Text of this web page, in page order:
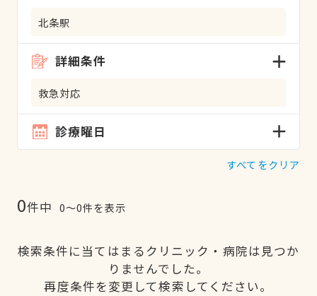
北条駅
詳細条件
救急対応
診療曜日
すべてをクリア
0件中 0〜0件を表示
検索条件に当てはまるクリニック・病院は見つか
りませんでした。
再度条件を変更して検索してください。